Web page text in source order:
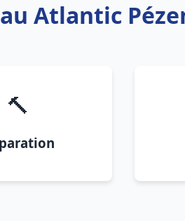
Atlantic
🔨